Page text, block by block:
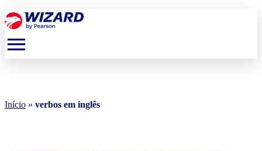
menu
Início » verbos em inglês